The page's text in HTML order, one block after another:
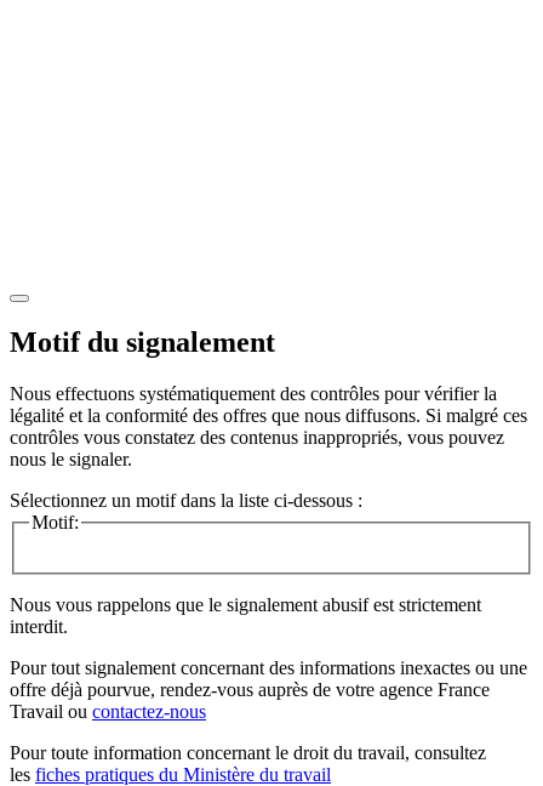
Motif du signalement
Nous effectuons systématiquement des contrôles pour vérifier la
légalité et la conformité des offres que nous diffusons. Si malgré ces
contrôles vous constatez des contenus inappropriés, vous pouvez
nous le signaler.
Sélectionnez un motif dans la liste ci-dessous :
Motif:
Nous vous rappelons que le signalement abusif est strictement
interdit.
Pour tout signalement concernant des informations inexactes ou une
offre déjà pourvue, rendez-vous auprès de votre agence France
Travail ou contactez-nous
Pour toute information concernant le droit du travail, consultez
les fiches pratiques du Ministère du travail